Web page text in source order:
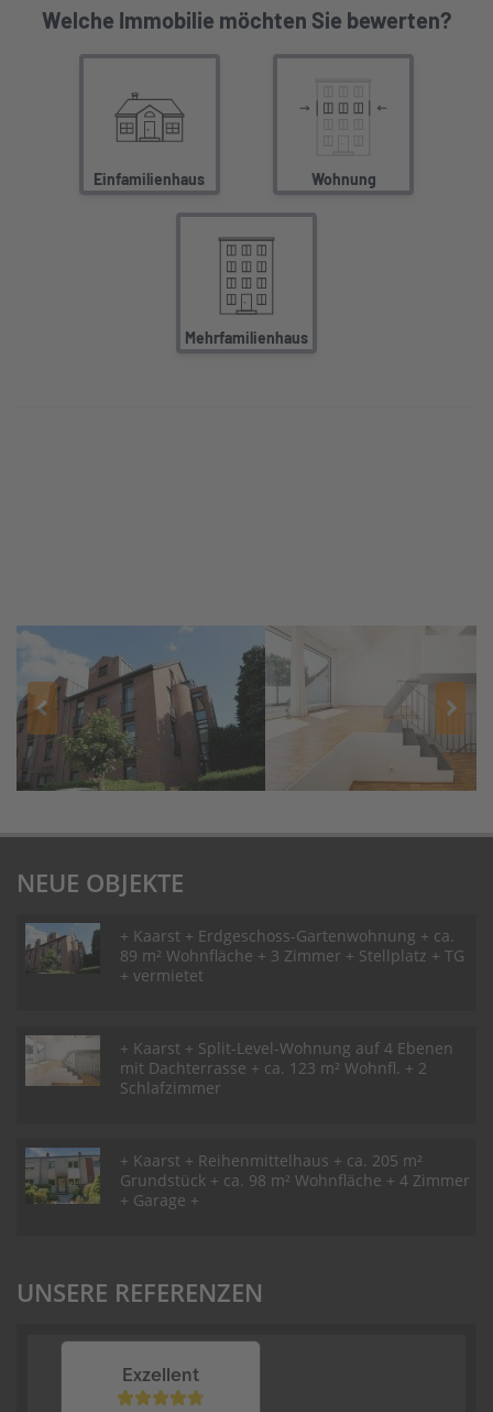
NEUE OBJEKTE
+ Kaarst + Erdgeschoss-Gartenwohnung + ca.
89 m² Wohnfläche + 3 Zimmer + Stellplatz + TG
+ vermietet
+ Kaarst + Split-Level-Wohnung auf 4 Ebenen
mit Dachterrasse + ca. 123 m² Wohnfl. + 2
Schlafzimmer
+ Kaarst + Reihenmittelhaus + ca. 205 m²
Grundstück + ca. 98 m² Wohnfläche + 4 Zimmer
+ Garage +
UNSERE REFERENZEN